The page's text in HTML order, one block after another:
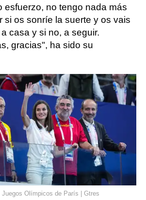
esfuerzo, no tengo nada más
si os sonríe la suerte y os vais
casa y si no, a seguir.
gracias", ha sido su
Juegos Olímpicos de París | Gtres